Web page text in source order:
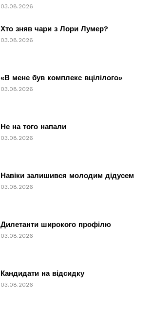
03.08.2026
Хто зняв чари з Лори Лумер?
03.08.2026
«В мене був комплекс вцілілого»
03.08.2026
Не на того напали
03.08.2026
Навіки залишився молодим дідусем
03.08.2026
Дилетанти широкого профілю
03.08.2026
Кандидати на відсидку
03.08.2026